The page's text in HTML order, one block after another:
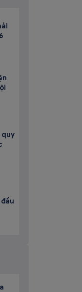
quy